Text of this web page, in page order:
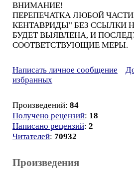
ВНИМАНИЕ!
ПЕРЕПЕЧАТКА ЛЮБОЙ
КЕНТАВРИДЫ" БЕЗ ССЫЛКИ
БУДЕТ ВЫЯВЛЕНА, И
СООТВЕТСТВУЮЩИЕ МЕРЫ.
Написать личное сообщение
избранных
Произведений: 84
Получено рецензий: 18
Написано рецензий: 2
Читателей: 70932
Произведения